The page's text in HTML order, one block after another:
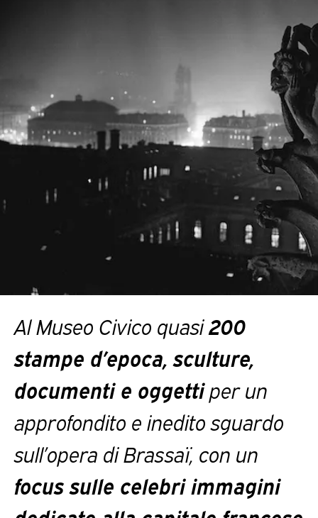
Al Museo Civico quasi200
stampe d’epoca, sculture,
documenti e oggettiper un
approfondito e inedito sguardo
sull’opera di Brassaï, con un
focus sulle celebri immagini